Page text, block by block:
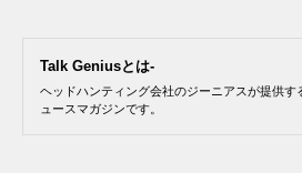
Talk Geniusとは-
ヘッドハンティング会社のジーニアスが提供す
ュースマガジンです。